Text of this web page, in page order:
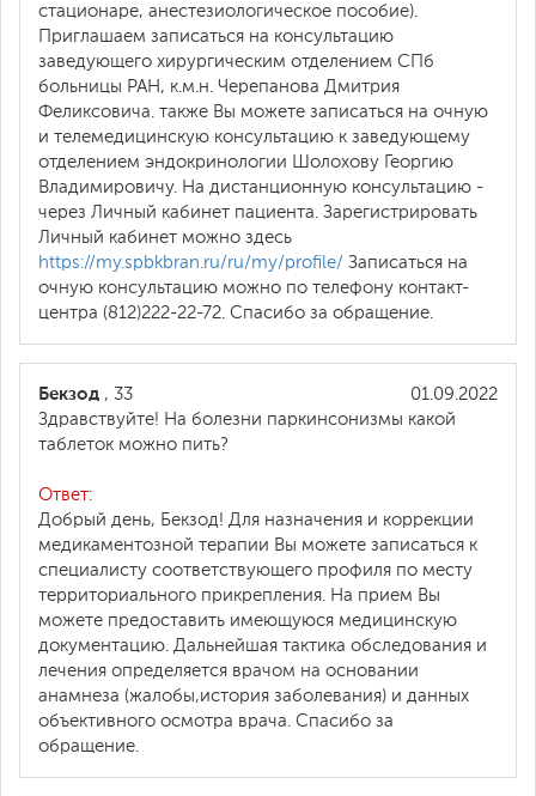
стационаре, анестезиологическое пособие).
Приглашаем записаться на консультацию
заведующего хирургическим отделением СПб
больницы РАН, к.м.н. Черепанова Дмитрия
Феликсовича. также Вы можете записаться на очную
и телемедицинскую консультацию к заведующему
отделением эндокринологии Шолохову Георгию
Владимировичу. На дистанционную консультацию -
через Личный кабинет пациента. Зарегистрировать
Личный кабинет можно здесь
https://my.spbkbran.ru/ru/my/profile/ Записаться на
очную консультацию можно по телефону контакт-
центра (812)222-22-72. Спасибо за обращение.
01.09.2022
Бекзод , 33
Здравствуйте! На болезни паркинсонизмы какой
таблеток можно пить?
Ответ:
Добрый день, Бекзод! Для назначения и коррекции
медикаментозной терапии Вы можете записаться к
специалисту соответствующего профиля по месту
территориального прикрепления. На прием Вы
можете предоставить имеющуюся медицинскую
документацию. Дальнейшая тактика обследования и
лечения определяется врачом на основании
анамнеза (жалобы,история заболевания) и данных
объективного осмотра врача. Спасибо за
обращение.